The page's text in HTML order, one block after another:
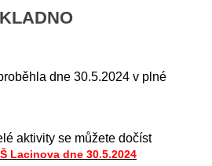
dne 30.5.2024 v plné
aktivity se můžete dočíst
Lacinova dne 30.5.2024